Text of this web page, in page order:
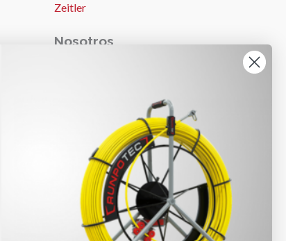
Zeitler
Nosotros
Ayuda – Preguntas Frecuentes (FAQ)